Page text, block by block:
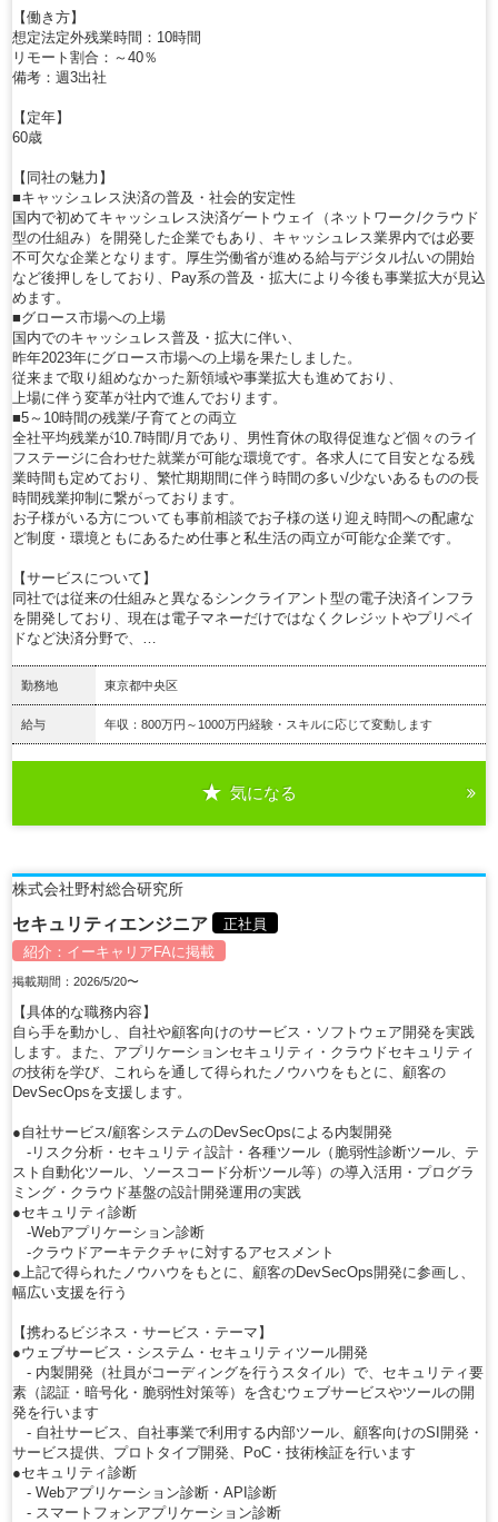
【働き方】
想定法定外残業時間：10時間
リモート割合：～40％
備考：週3出社
【定年】
60歳
【同社の魅力】
■キャッシュレス決済の普及・社会的安定性
国内で初めてキャッシュレス決済ゲートウェイ（ネットワーク/クラウド
型の仕組み）を開発した企業でもあり、キャッシュレス業界内では必要
不可欠な企業となります。厚生労働省が進める給与デジタル払いの開始
など後押しをしており、Pay系の普及・拡大により今後も事業拡大が見込
めます。
■グロース市場への上場
国内でのキャッシュレス普及・拡大に伴い、
昨年2023年にグロース市場への上場を果たしました。
従来まで取り組めなかった新領域や事業拡大も進めており、
上場に伴う変革が社内で進んでおります。
■5～10時間の残業/子育てとの両立
全社平均残業が10.7時間/月であり、男性育休の取得促進など個々のライ
フステージに合わせた就業が可能な環境です。各求人にて目安となる残
業時間も定めており、繁忙期期間に伴う時間の多い/少ないあるものの長
時間残業抑制に繋がっております。
お子様がいる方についても事前相談でお子様の送り迎え時間への配慮な
ど制度・環境ともにあるため仕事と私生活の両立が可能な企業です。
【サービスについて】
同社では従来の仕組みと異なるシンクライアント型の電子決済インフラ
を開発しており、現在は電子マネーだけではなくクレジットやプリペイ
ドなど決済分野で、…
勤務地 東京都中央区
給与 年収：800万円～1000万円経験・スキルに応じて変動します
気になる
株式会社野村総合研究所
セキュリティエンジニア
正社員
紹介： イーキャリアFAに掲載
掲載期間：2026/5/20〜
【具体的な職務内容】
自ら手を動かし、自社や顧客向けのサービス・ソフトウェア開発を実践
します。また、アプリケーションセキュリティ・クラウドセキュリティ
の技術を学び、これらを通して得られたノウハウをもとに、顧客の
DevSecOpsを支援します。
●自社サービス/顧客システムのDevSecOpsによる内製開発
-リスク分析・セキュリティ設計・各種ツール（脆弱性診断ツール、テ
スト自動化ツール、ソースコード分析ツール等）の導入活用・プログラ
ミング・クラウド基盤の設計開発運用の実践
●セキュリティ診断
-Webアプリケーション診断
-クラウドアーキテクチャに対するアセスメント
●上記で得られたノウハウをもとに、顧客のDevSecOps開発に参画し、
幅広い支援を行う
【携わるビジネス・サービス・テーマ】
●ウェブサービス・システム・セキュリティツール開発
- 内製開発（社員がコーディングを行うスタイル）で、セキュリティ要
素（認証・暗号化・脆弱性対策等）を含むウェブサービスやツールの開
発を行います
- 自社サービス、自社事業で利用する内部ツール、顧客向けのSI開発・
サービス提供、プロトタイプ開発、PoC・技術検証を行います
●セキュリティ診断
- Webアプリケーション診断・API診断
- スマートフォンアプリケーション診断